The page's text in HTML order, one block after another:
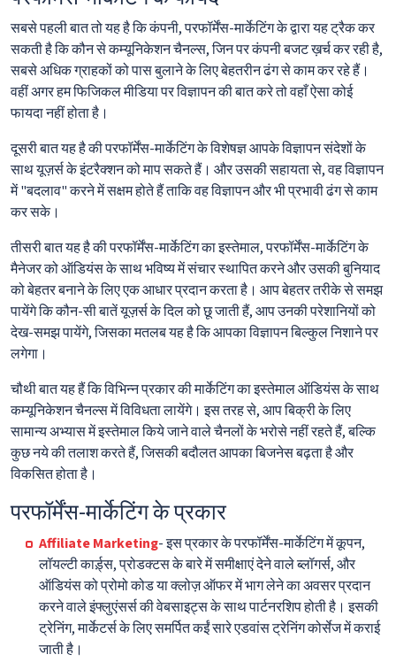
सबसे पहली बात तो यह है कि कंपनी, परफॉर्मेंस-मार्केटिंग के द्वारा यह ट्रैक कर
सकती है कि कौन से कम्यूनिकेशन चैनल्स, जिन पर कंपनी बजट ख़र्च कर रही है,
सबसे अधिक ग्राहकों को पास बुलाने के लिए बेहतरीन ढंग से काम कर रहे हैं।
वहीं अगर हम फिजिकल मीडिया पर विज्ञापन की बात करे तो वहाँ ऐसा कोई
फायदा नहीं होता है।
दूसरी बात यह है की परफॉर्मेंस-मार्केटिंग के विशेषज्ञ आपके विज्ञापन संदेशों के
साथ यूज़र्स के इंटरैक्शन को माप सकते हैं। और उसकी सहायता से, वह विज्ञापन
में "बदलाव" करने में सक्षम होते हैं ताकि वह विज्ञापन और भी प्रभावी ढंग से काम
कर सके।
तीसरी बात यह है की परफॉर्मेंस-मार्केटिंग का इस्तेमाल, परफॉर्मेंस-मार्केटिंग के
मैनेजर को ऑडियंस के साथ भविष्य में संचार स्थापित करने और उसकी बुनियाद
को बेहतर बनाने के लिए एक आधार प्रदान करता है। आप बेहतर तरीके से समझ
पायेंगे कि कौन-सी बातें यूज़र्स के दिल को छू जाती हैं, आप उनकी परेशानियों को
देख-समझ पायेंगे, जिसका मतलब यह है कि आपका विज्ञापन बिल्कुल निशाने पर
लगेगा।
चौथी बात यह हैं कि विभिन्न प्रकार की मार्केटिंग का इस्तेमाल ऑडियंस के साथ
कम्यूनिकेशन चैनल्स में विविधता लायेंगे। इस तरह से, आप बिक्री के लिए
सामान्य अभ्यास में इस्तेमाल किये जाने वाले चैनलों के भरोसे नहीं रहते हैं, बल्कि
कुछ नये की तलाश करते हैं, जिसकी बदौलत आपका बिजनेस बढ़ता है और
विकसित होता है।
परफॉर्मेंस-मार्केटिंग के प्रकार
Affiliate Marketing- इस प्रकार के परफॉर्मेंस-मार्केटिंग में कूपन,
लॉयल्टी कार्ड़्स, प्रोडक्टस के बारे में समीक्षाएं देने वाले ब्लॉगर्स, और
ऑडियंस को प्रोमो कोड या क्लोज़ ऑफर में भाग लेने का अवसर प्रदान
करने वाले इंफ्लुएंसर्स की वेबसाइट्स के साथ पार्टनरशिप होती है। इसकी
ट्रेनिंग, मार्केटर्स के लिए समर्पित कईं सारे एडवांस ट्रेनिंग कोर्सेज में कराई
जाती है।